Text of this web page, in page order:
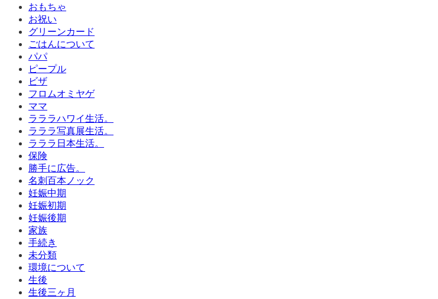
おもちゃ
お祝い
グリーンカード
ごはんについて
パパ
ピープル
ビザ
フロムオミヤゲ
ママ
ラララハワイ生活。
ラララ写真展生活。
ラララ日本生活。
保険
勝手に広告。
名刺百本ノック
妊娠中期
妊娠初期
妊娠後期
家族
手続き
未分類
環境について
生後
生後三ヶ月